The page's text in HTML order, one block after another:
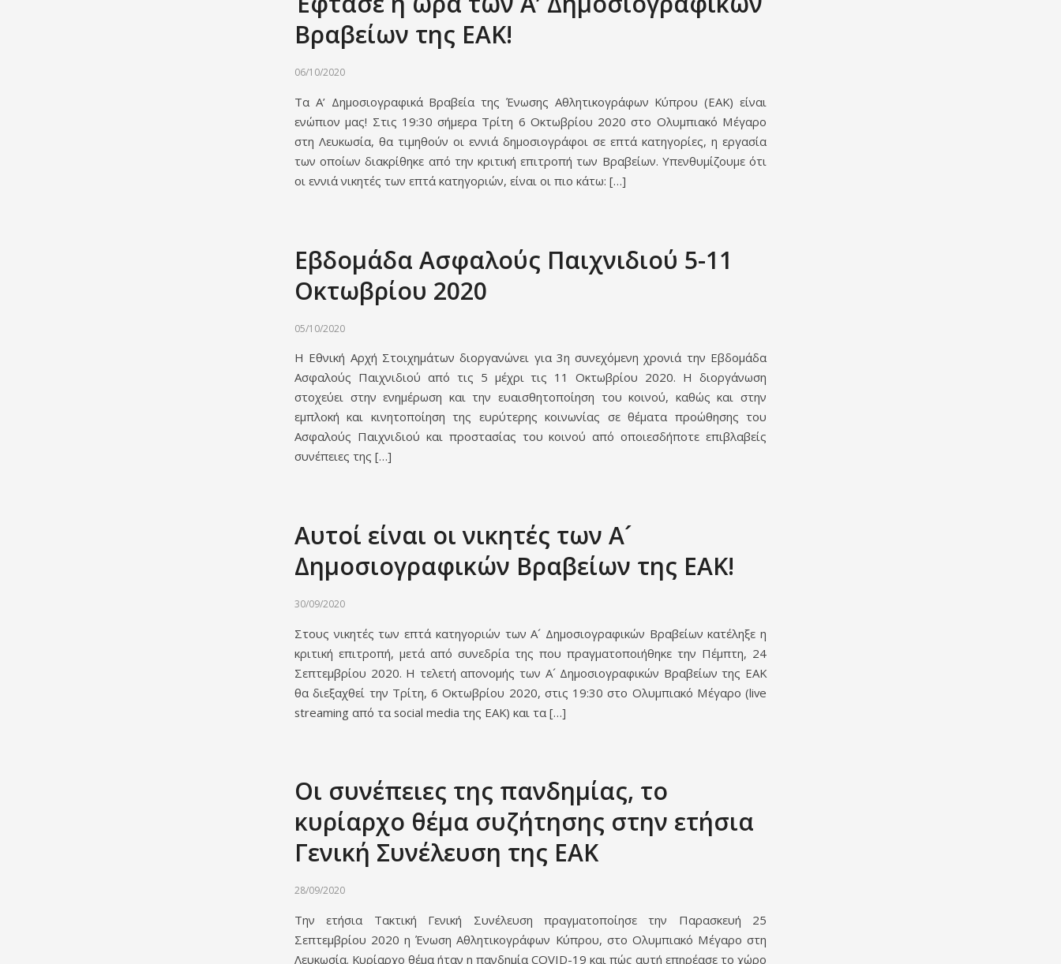
Βραβείων της ΕΑΚ!
06/10/2020
Τα Α’ Δημοσιογραφικά Βραβεία της Ένωσης Αθλητικογράφων Κύπρου (ΕΑΚ) είναι
ενώπιον μας! Στις 19:30 σήμερα Τρίτη 6 Οκτωβρίου 2020 στο Ολυμπιακό Μέγαρο
στη Λευκωσία, θα τιμηθούν οι εννιά δημοσιογράφοι σε επτά κατηγορίες, η εργασία
των οποίων διακρίθηκε από την κριτική επιτροπή των Βραβείων. Υπενθυμίζουμε ότι
οι εννιά νικητές των επτά κατηγοριών, είναι οι πιο κάτω: […]
Εβδομάδα Ασφαλούς Παιχνιδιού 5-11
Οκτωβρίου 2020
05/10/2020
Η Εθνική Αρχή Στοιχημάτων διοργανώνει για 3η συνεχόμενη χρονιά την Εβδομάδα
Ασφαλούς Παιχνιδιού από τις 5 μέχρι τις 11 Οκτωβρίου 2020. Η διοργάνωση
στοχεύει στην ενημέρωση και την ευαισθητοποίηση του κοινού, καθώς και στην
εμπλοκή και κινητοποίηση της ευρύτερης κοινωνίας σε θέματα προώθησης του
Ασφαλούς Παιχνιδιού και προστασίας του κοινού από οποιεσδήποτε επιβλαβείς
συνέπειες της […]
Αυτοί είναι οι νικητές των Α´
Δημοσιογραφικών Βραβείων της ΕΑΚ!
30/09/2020
Στους νικητές των επτά κατηγοριών των Α´ Δημοσιογραφικών Βραβείων κατέληξε η
κριτική επιτροπή, μετά από συνεδρία της που πραγματοποιήθηκε την Πέμπτη, 24
Σεπτεμβρίου 2020. Η τελετή απονομής των Α´ Δημοσιογραφικών Βραβείων της ΕΑΚ
θα διεξαχθεί την Τρίτη, 6 Οκτωβρίου 2020, στις 19:30 στο Ολυμπιακό Μέγαρο (live
streaming από τα social media της ΕΑΚ) και τα […]
Οι συνέπειες της πανδημίας, το
κυρίαρχο θέμα συζήτησης στην ετήσια
Γενική Συνέλευση της ΕΑΚ
28/09/2020
Την ετήσια Τακτική Γενική Συνέλευση πραγματοποίησε την Παρασκευή 25
Σεπτεμβρίου 2020 η Ένωση Αθλητικογράφων Κύπρου, στο Ολυμπιακό Μέγαρο στη
Λευκωσία. Κυρίαρχο θέμα ήταν η πανδημία COVID-19 και πώς αυτή επηρέασε το χώρο